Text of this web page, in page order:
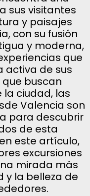
sus visitantes
y paisajes
con su fusión
y moderna,
que
activa de sus
buscan
ciudad, las
Valencia son
para descubrir
de esta
este artículo,
excursiones
mirada más
y la belleza de